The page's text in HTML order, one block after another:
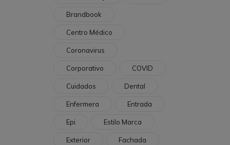
Brandbook
Centro Médico
Coronavirus
Corporativo COVID
Cuidados Dental
Enfermera Entrada
Epi Estilo Marca
Exterior Fachada